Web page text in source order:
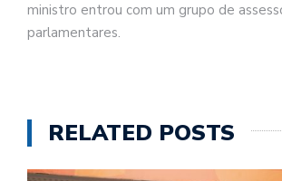
ministro entrou com um grupo de
parlamentares.
RELATED POSTS